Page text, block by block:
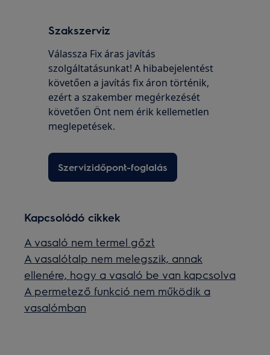
Szakszerviz
Válassza Fix áras javítás
szolgáltatásunkat! A hibabejelentést
követően a javítás fix áron történik,
ezért a szakember megérkezését
követően Önt nem érik kellemetlen
meglepetések.
Szervizidőpont-foglalás
Kapcsolódó cikkek
A vasaló nem termel gőzt
A vasalótalp nem melegszik, annak
ellenére, hogy a vasaló be van kapcsolva
A permetező funkció nem működik a
vasalómban